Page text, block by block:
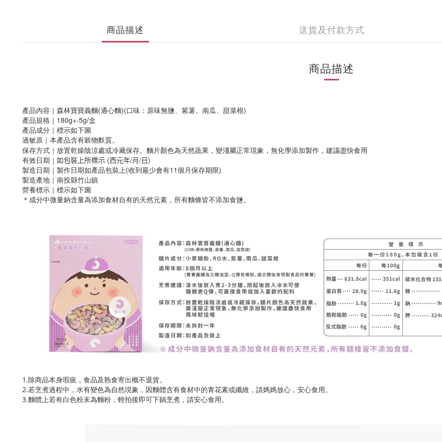
商品描述 送貨及付款方式
商品描述
產品內容 ｜森林寶寶義麵(通心麵)(口味：原味無鹽、紫薯、南瓜、甜菜根)
產品規格 ｜180g+-5g/盒
產品成分 ｜標示如下圖
過敏原｜ 本產品含有穀物麩質。
保存方式 ｜放置乾燥陰涼處或冷藏保存。麵片顏色為天然蔬果，變淺屬正常現象，無化學添加製作，建議盡快食用
有效日期 ｜ 如包裝上所標示 (西元年/月/日)
製造日期 ｜製作日期如產品包裝上(收到最少會有11個月保存期限)
製造產地 ｜南投縣竹山鎮
營養標示 ｜ 標示如下圖
＊成分中微量鈉含量為添加食材自有的天然元素，所有麵條皆不添加食鹽。
1.除商品本身瑕疵，食品及熟食寄出概不退貨。
2.若烹煮過程中，水有變色為自然現象，因麵體含有食材中的青花素或纖維，請媽媽放心，安心食用。
3.麵體上若有白色粉末為麵粉，輕拍後即可下鍋烹煮，請安心食用。